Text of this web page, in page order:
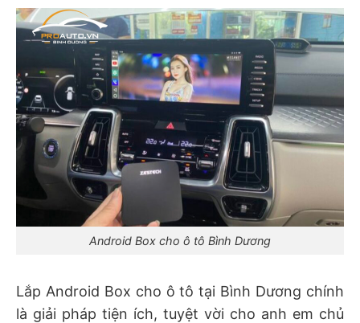
Android Box cho ô tô Bình Dương
Lắp Android Box cho ô tô tại Bình Dương chính
là giải pháp tiện ích, tuyệt vời cho anh em chủ